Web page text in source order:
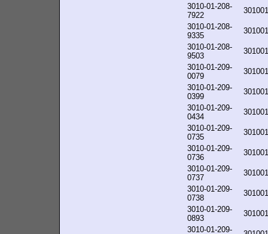
3010-01-208-
7922
3010-01-208-
9335
3010-01-208-
9503
3010-01-209-
0079
3010-01-209-
0399
3010-01-209-
0434
3010-01-209-
0735
3010-01-209-
0736
3010-01-209-
0737
3010-01-209-
0738
3010-01-209-
0893
3010-01-209-